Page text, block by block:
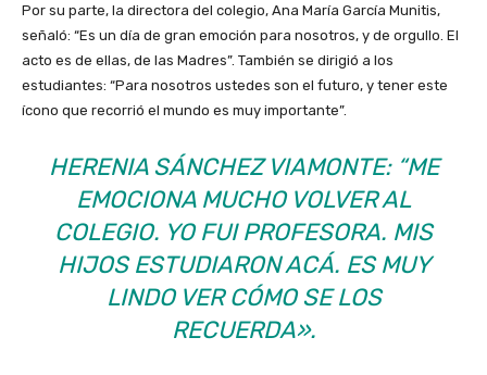
Por su parte, la directora del colegio, Ana María García Munitis,
señaló: “Es un día de gran emoción para nosotros, y de orgullo. El
acto es de ellas, de las Madres”. También se dirigió a los
estudiantes: “Para nosotros ustedes son el futuro, y tener este
ícono que recorrió el mundo es muy importante”.
HERENIA SÁNCHEZ VIAMONTE: “ME
EMOCIONA MUCHO VOLVER AL
COLEGIO. YO FUI PROFESORA. MIS
HIJOS ESTUDIARON ACÁ. ES MUY
LINDO VER CÓMO SE LOS
RECUERDA».